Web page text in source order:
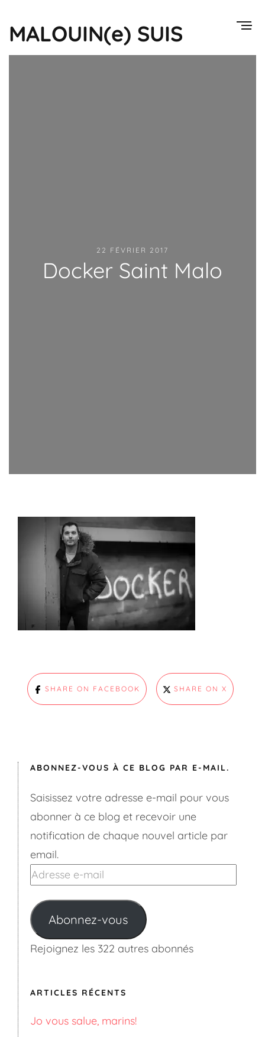
MALOUIN(e) SUIS
22 FÉVRIER 2017
Docker Saint Malo
SHARE ON FACEBOOK SHARE ON X
ABONNEZ-VOUS À CE BLOG PAR E-MAIL.
Saisissez votre adresse e-mail pour vous
abonner à ce blog et recevoir une
notification de chaque nouvel article par
email.
Adresse
mail
Abonnez-vous
Rejoignez les 322 autres abonnés
ARTICLES RÉCENTS
Jo vous salue, marins!